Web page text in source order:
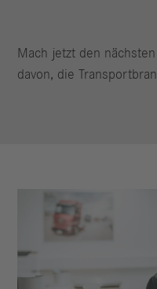
Mach jetzt den
davon, die